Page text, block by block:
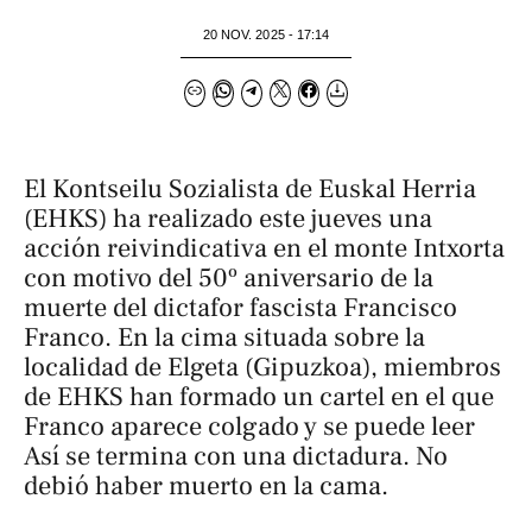
20 NOV. 2025 - 17:14
El Kontseilu Sozialista de Euskal Herria
(EHKS) ha realizado este jueves una
acción reivindicativa en el monte Intxorta
con motivo del 50º aniversario de la
muerte del dictafor fascista Francisco
Franco. En la cima situada sobre la
localidad de Elgeta (Gipuzkoa), miembros
de EHKS han formado un cartel en el que
Franco aparece colgado y se puede leer
Así se termina con una dictadura. No
debió haber muerto en la cama.